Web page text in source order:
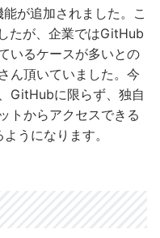
が追加されました。こ
たが、企業ではGitHub
いるケースが多いとの
ん頂いていました。今
GitHubに限らず、独自
トからアクセスできる
うになります。